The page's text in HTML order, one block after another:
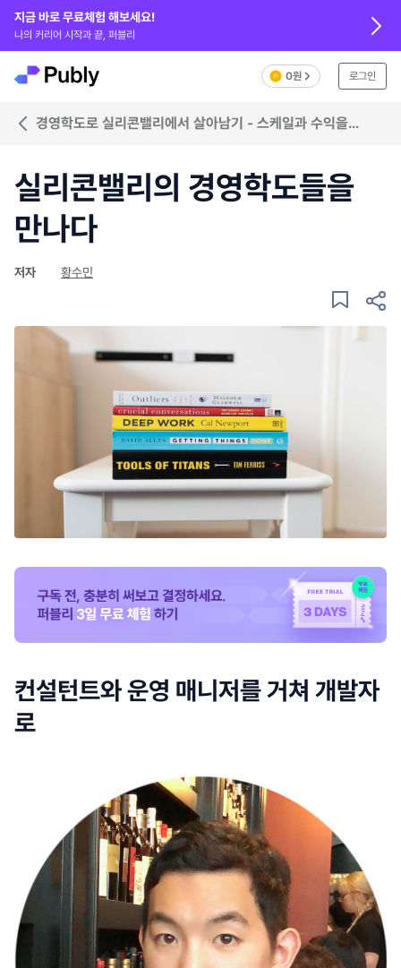
지금 바로 무료체험 해보세요!
나의 커리어 시작과 끝, 퍼블리
0원 로그인
경영학도로 실리콘밸리에서 살아남기 - 스케일과 수익을
실리콘밸리의 경영학도들을
만나다
저자 황수민
컨설턴트와 운영 매니저를 거쳐 개발자
로